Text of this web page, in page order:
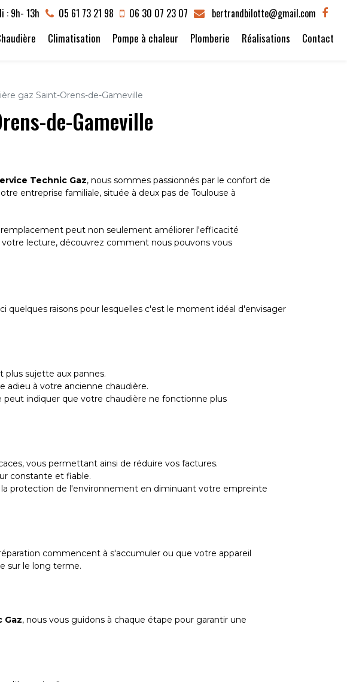
: 9h- 13h 05 61 73 21 98 06 30 07 23 07 bertrandbilotte@gmail.com
Climatisation Pompe à chaleur Plomberie Réalisations Contact
gaz Saint-Orens-de-Gameville
de-Gameville
Technic Gaz, nous sommes passionnés par le confort de
entreprise familiale, située à deux pas de Toulouse à
peut non seulement améliorer l'efficacité
lecture, découvrez comment nous pouvons vous
quelques raisons pour lesquelles c'est le moment idéal d'envisager
plus sujette aux pannes.
adieu à votre ancienne chaudière.
indiquer que votre chaudière ne fonctionne plus
vous permettant ainsi de réduire vos factures.
constante et fiable.
protection de l'environnement en diminuant votre empreinte
commencent à s'accumuler ou que votre appareil
sur le long terme.
Gaz, nous vous guidons à chaque étape pour garantir une